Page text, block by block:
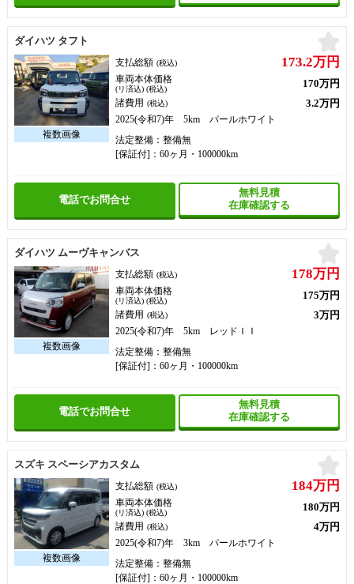
ダイハツ タフト
支払総額 (税込) 173.2万円
車両本体価格
(リ済込) (税込) 170万円
諸費用 (税込) 3.2万円
2025(令和7)年 5km パールホワイト
法定整備：整備無
[保証付]：60ヶ月・100000km
電話でお問合せ
無料見積
在庫確認する
ダイハツ ムーヴキャンバス
支払総額 (税込) 178万円
車両本体価格
(リ済込) (税込) 175万円
諸費用 (税込) 3万円
2025(令和7)年 5km レッドＩＩ
法定整備：整備無
[保証付]：60ヶ月・100000km
電話でお問合せ
無料見積
在庫確認する
スズキ スペーシアカスタム
支払総額 (税込) 184万円
車両本体価格
(リ済込) (税込) 180万円
諸費用 (税込) 4万円
2025(令和7)年 3km パールホワイト
法定整備：整備無
[保証付]：60ヶ月・100000km